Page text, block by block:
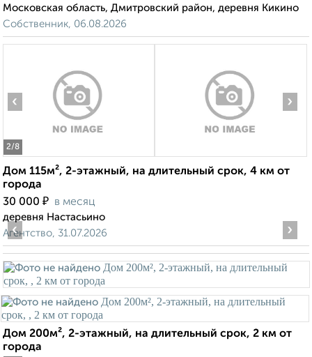
Московская область, Дмитровский район, деревня Кикино
Собственник, 06.08.2026
2/8
‹ ›
Дом 115м², 2-этажный, на длительный срок, 4 км от
города
30 000 ₽ в месяц
деревня Настасьино
Агентство, 31.07.2026
‹ ›
Дом 200м², 2-этажный, на длительный срок, 2 км от
города